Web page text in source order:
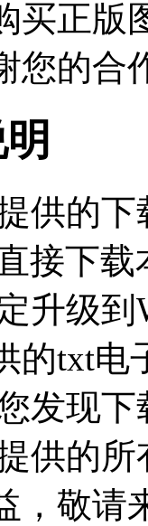
买正版
的合
供的下
接下
升级到
的txt电
发现下
供的所
，敬请